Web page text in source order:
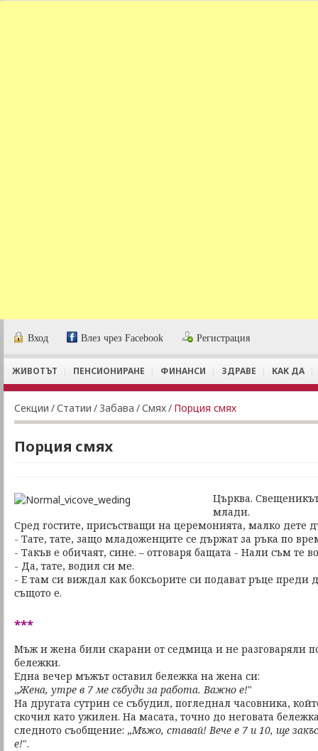
Вход Влез чрез Facebook Регистрация
ЖИВОТЪТ ПЕНСИОНИРАНЕ ФИНАНСИ ЗДРАВЕ КАК ДА
Секции /Статии / Забава /Смях/ Порция смях
Порция смях
Църква.
млади.
Сред гостите, присъстващи на церемонията, малко дете
- Тате, тате, защо младоженците се държат за ръка по
- Такъв е обичаят, сине. – отговаря бащата - Нали съм те
- Да, тате, водил си ме.
- Е там си виждал как боксьорите си подават ръце преди
същото е.
***
Мъж и жена били скарани от седмица и не разговаряли
бележки.
Една вечер мъжът оставил бележка на жена си:
„Жена, утре в 7 ме събуди за работа. Важно е!"
На другата сутрин се събудил, погледнал часовника,
скочил като ужилен. На масата, точно до неговата
следното съобщение: „Мъжо, ставай! Вече е 7 и 10, ще
е!".